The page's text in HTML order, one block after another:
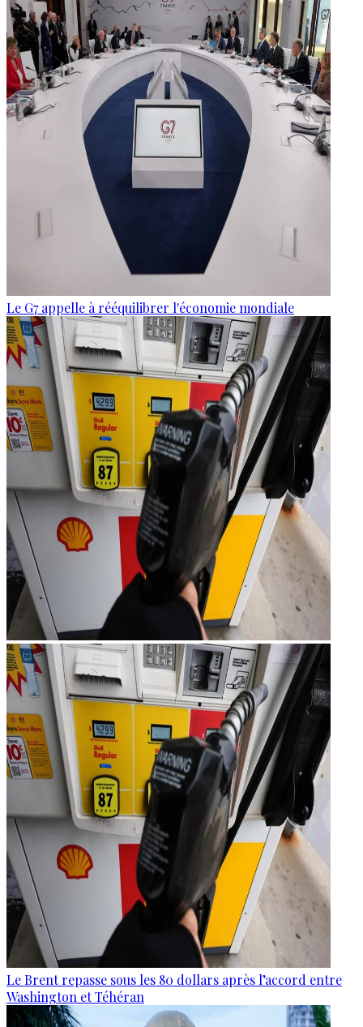
Le G7 appelle à rééquilibrer l'économie mondiale
Le Brent repasse sous les 80 dollars après l’accord entre
Washington et Téhéran